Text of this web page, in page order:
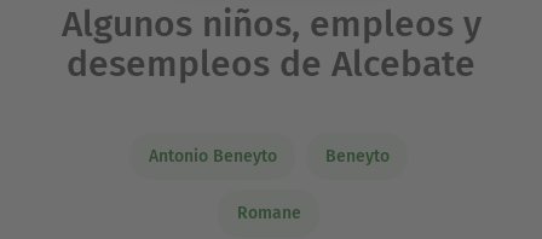
Algunos niños, empleos y
desempleos de Alcebate
Antonio Beneyto Beneyto
Romane